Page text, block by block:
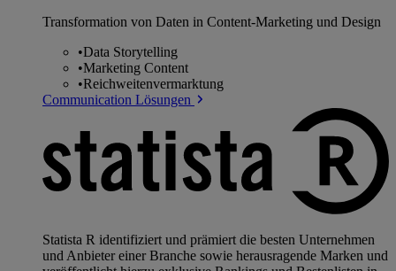
Transformation von Daten in Content-Marketing und Design
•Data Storytelling
•Marketing Content
•Reichweitenvermarktung
Communication Lösungen
Statista R identifiziert und prämiert die besten Unternehmen
und Anbieter einer Branche sowie herausragende Marken und